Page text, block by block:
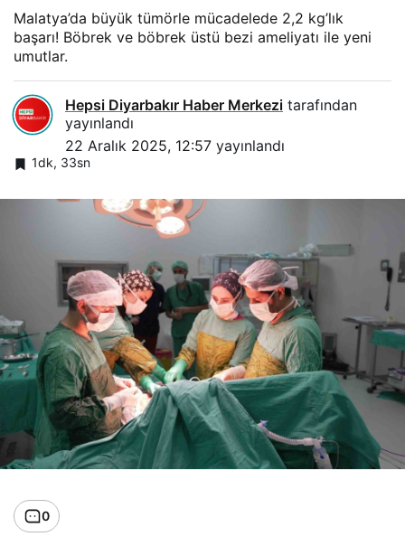
Malatya’da büyük tümörle mücadelede 2,2 kg’lık
başarı! Böbrek ve böbrek üstü bezi ameliyatı ile yeni
umutlar.
Hepsi Diyarbakır Haber Merkezi tarafından
yayınlandı
22 Aralık 2025, 12:57 yayınlandı
1dk, 33sn
0